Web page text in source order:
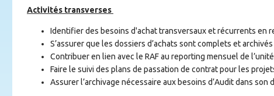
Activités transverses
Identifier des besoins d'achat transversaux et récurrents en
S’assurer que les dossiers d’achats sont complets et
Contribuer en lien avec le RAF au reporting mensuel de l’unité
Faire le suivi des plans de passation de contrat pour les
Assurer l’archivage nécessaire aux besoins d’Audit dans son